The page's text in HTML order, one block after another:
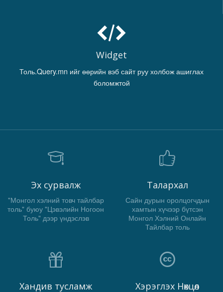
Widget
Толь.Query.mn ийг өөрийн вэб сайт руу холбож ашиглах
боломжтой
Эх сурвалж
"Монгол хэлний товч тайлбар
толь" буюу "Цэвэлийн Ногоон
Толь" дээр үндэслэв
Талархал
Сайн дурын оролцогчдын
хамтын хүчээр бүтсэн
Монгол Хэлний Онлайн
Тайлбар толь
Хандив тусламж Хэрэглэх Нөхцөл